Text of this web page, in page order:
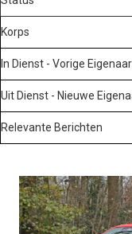
Korps
In Dienst - Vorige Eigenaar
Uit Dienst - Nieuwe
Relevante Berichten